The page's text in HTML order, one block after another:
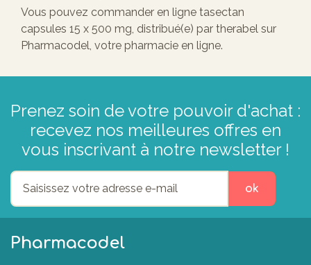
Vous pouvez commander en ligne tasectan
capsules 15 x 500 mg, distribué(e) par therabel sur
Pharmacodel, votre pharmacie en ligne.
Prenez soin de votre pouvoir d'achat :
recevez nos meilleures offres en
vous inscrivant à notre newsletter !
ok
Pharmacodel